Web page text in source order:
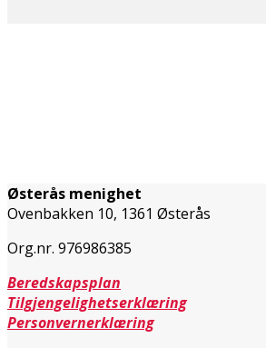
Østerås menighet
Ovenbakken 10, 1361 Østerås
Org.nr. 976986385
Beredskapsplan
Tilgjengelighetserklæring
Personvernerklæring